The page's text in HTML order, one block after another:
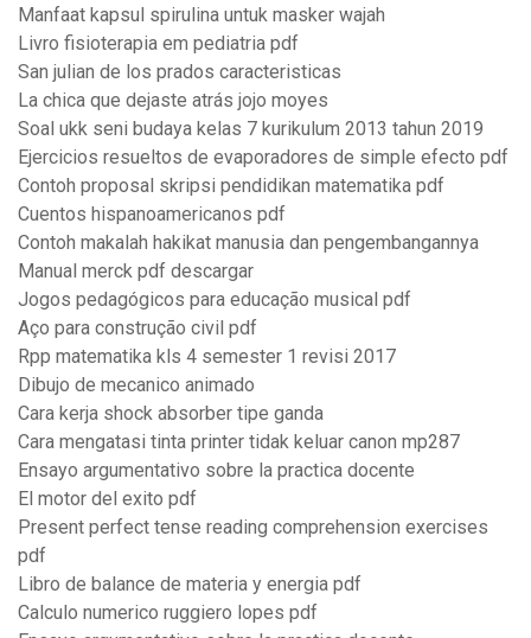
Manfaat kapsul spirulina untuk masker wajah
Livro fisioterapia em pediatria pdf
San julian de los prados caracteristicas
La chica que dejaste atrás jojo moyes
Soal ukk seni budaya kelas 7 kurikulum 2013 tahun 2019
Ejercicios resueltos de evaporadores de simple efecto pdf
Contoh proposal skripsi pendidikan matematika pdf
Cuentos hispanoamericanos pdf
Contoh makalah hakikat manusia dan pengembangannya
Manual merck pdf descargar
Jogos pedagógicos para educação musical pdf
Aço para construção civil pdf
Rpp matematika kls 4 semester 1 revisi 2017
Dibujo de mecanico animado
Cara kerja shock absorber tipe ganda
Cara mengatasi tinta printer tidak keluar canon mp287
Ensayo argumentativo sobre la practica docente
El motor del exito pdf
Present perfect tense reading comprehension exercises
pdf
Libro de balance de materia y energia pdf
Calculo numerico ruggiero lopes pdf